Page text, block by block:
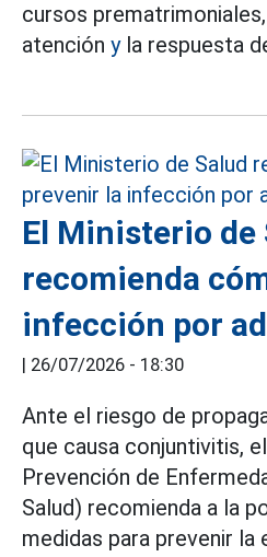
cursos
atención yla respuesta
El Ministerio de
recomienda
infección por
| 26/07/2026 - 18:30
Ante el riesgo de
que causa conjuntivitis,
Prevención de
Salud) recomienda a la
medidas para prevenir